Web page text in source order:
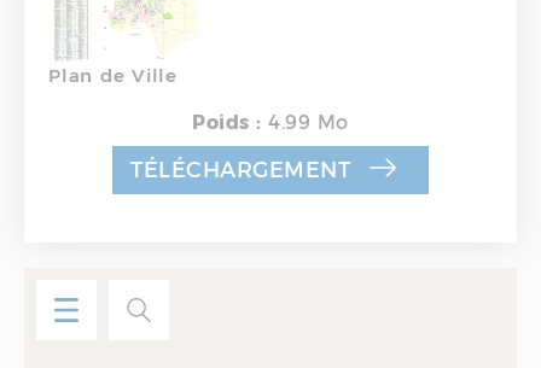
Plan de Ville
Poids :4.99 Mo
TÉLÉCHARGEMENT